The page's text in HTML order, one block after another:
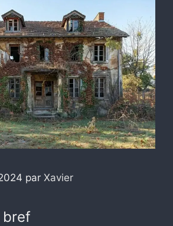
par Xavier
bref